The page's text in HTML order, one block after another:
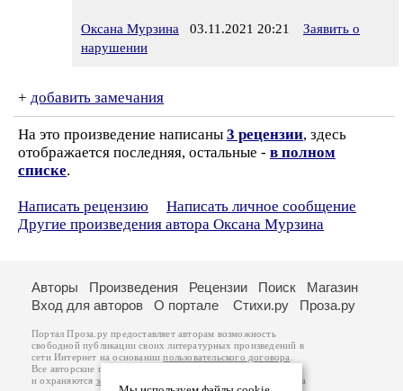
Оксана Мурзина 03.11.2021 20:21
Заявить о
нарушении
+ добавить замечания
На это произведение написаны 3 рецензии, здесь
отображается последняя, остальные - в полном
списке.
Написать рецензию
Написать личное сообщение
Другие произведения автора Оксана Мурзина
Авторы Произведения Рецензии Поиск
Магазин
Вход для авторов
О портале Стихи.ру Проза.ру
Портал Проза.ру предоставляет авторам возможность
свободной публикации своих литературных произведений в
сети Интернет на основаниипользовательского договора
Все авторские права на произведения принадлежат авторам
и охраняются законом
. Перепечатка произведений возможна